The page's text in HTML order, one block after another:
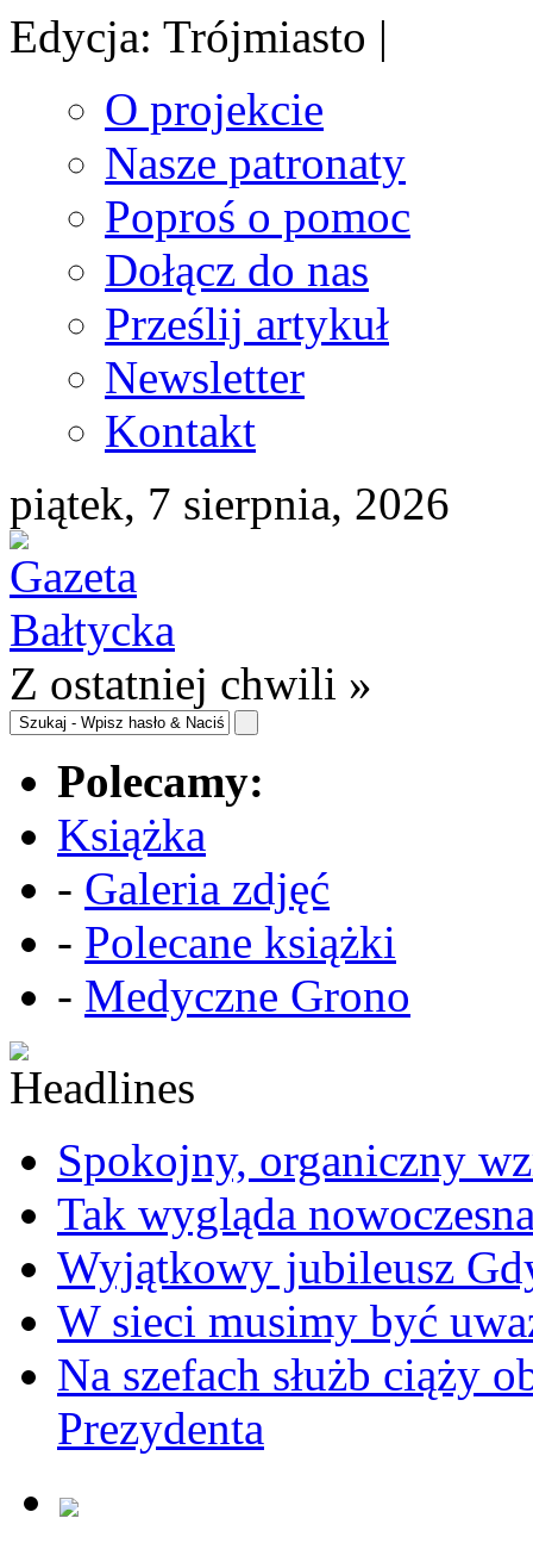
Edycja: Trójmiasto |
O projekcie
Nasze patronaty
Poproś o pomoc
Dołącz do nas
Prześlij artykuł
Newsletter
Kontakt
piątek, 7 sierpnia, 2026
Z ostatniej chwili »
Polecamy:
Książka
- Galeria zdjęć
- Polecane książki
- Medyczne Grono
Spokojny, organiczny
Tak wygląda
Wyjątkowy jubileusz
W sieci musimy być
Na szefach służb ciąży
Prezydenta